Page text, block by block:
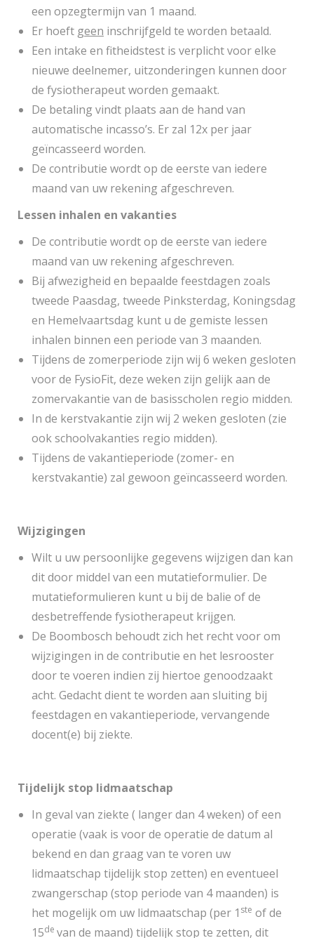
een opzegtermijn van 1 maand.
Er hoeft geen inschrijfgeld te worden betaald.
Een intake en fitheidstest is verplicht voor elke
nieuwe deelnemer, uitzonderingen kunnen door
de fysiotherapeut worden gemaakt.
De betaling vindt plaats aan de hand van
automatische incasso’s. Er zal 12x per jaar
geïncasseerd worden.
De contributie wordt op de eerste van iedere
maand van uw rekening afgeschreven.
Lessen inhalen en vakanties
De contributie wordt op de eerste van iedere
maand van uw rekening afgeschreven.
Bij afwezigheid en bepaalde feestdagen zoals
tweede Paasdag, tweede Pinksterdag, Koningsdag
en Hemelvaartsdag kunt u de gemiste lessen
inhalen binnen een periode van 3 maanden.
Tijdens de zomerperiode zijn wij 6 weken gesloten
voor de FysioFit, deze weken zijn gelijk aan de
zomervakantie van de basisscholen regio midden.
In de kerstvakantie zijn wij 2 weken gesloten (zie
ook schoolvakanties regio midden).
Tijdens de vakantieperiode (zomer- en
kerstvakantie) zal gewoon geïncasseerd worden.
Wijzigingen
Wilt u uw persoonlijke gegevens wijzigen dan kan
dit door middel van een mutatieformulier. De
mutatieformulieren kunt u bij de balie of de
desbetreffende fysiotherapeut krijgen.
De Boombosch behoudt zich het recht voor om
wijzigingen in de contributie en het lesrooster
door te voeren indien zij hiertoe genoodzaakt
acht. Gedacht dient te worden aan sluiting bij
feestdagen en vakantieperiode, vervangende
docent(e) bij ziekte.
Tijdelijk stop lidmaatschap
In geval van ziekte ( langer dan 4 weken) of een
operatie (vaak is voor de operatie de datum al
bekend en dan graag van te voren uw
lidmaatschap tijdelijk stop zetten) en eventueel
zwangerschap (stop periode van 4 maanden) is
het mogelijk om uw lidmaatschap (per 1 ste of de
15de van de maand) tijdelijk stop te zetten, dit